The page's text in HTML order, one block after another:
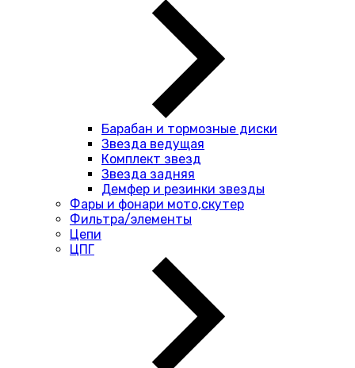
Барабан и тормозные диски
Звезда ведущая
Комплект звезд
Звезда задняя
Демфер и резинки звезды
Фары и фонари мото,скутер
Фильтра/элементы
Цепи
ЦПГ